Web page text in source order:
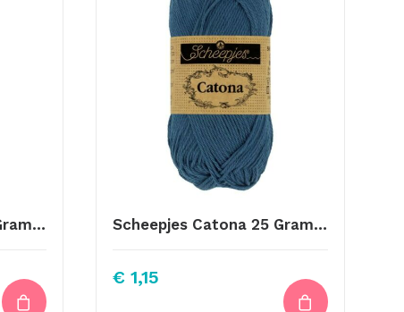
Scheepjes Catona 25 Gram Kleur 157 Scheepjes Catona 25 Gram Kleur 164
€ 1,15